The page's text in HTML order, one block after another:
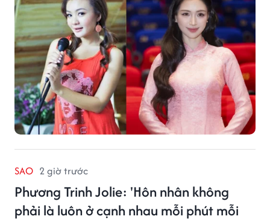
SAO 2 giờ trước
Phương Trinh Jolie: 'Hôn nhân không
phải là luôn ở cạnh nhau mỗi phút mỗi